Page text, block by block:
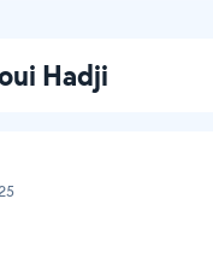
Hadji